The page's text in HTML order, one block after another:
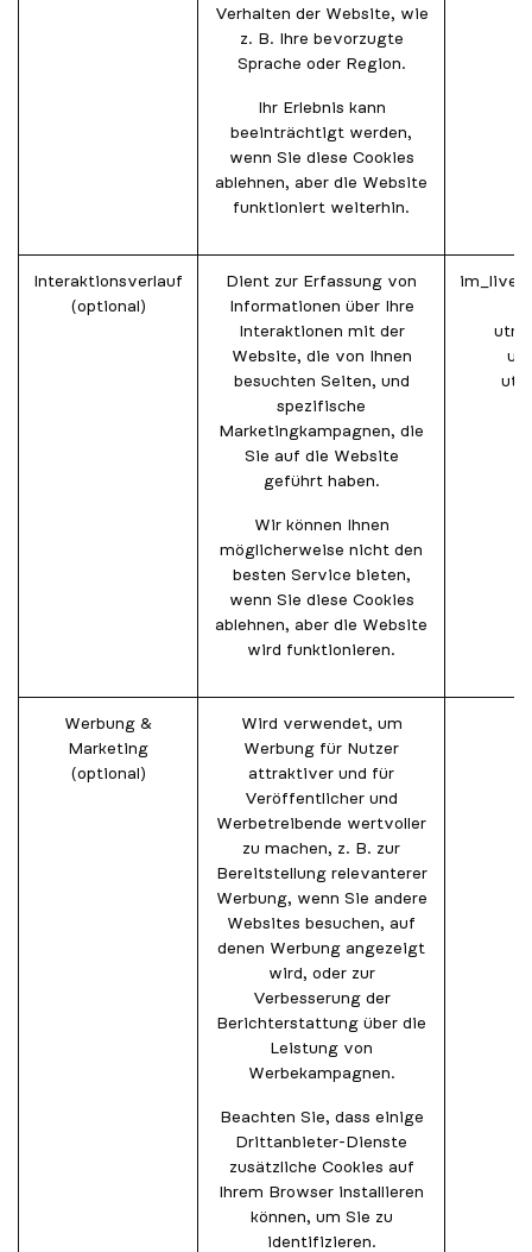
Verhalten der Website, wie
z. B. Ihre bevorzugte
Sprache oder Region.
Ihr Erlebnis kann
beeinträchtigt werden,
wenn Sie diese Cookies
ablehnen, aber die Website
funktioniert weiterhin.
Interaktionsverlauf
(optional)
Dient zur Erfassung von
Informationen über Ihre
Interaktionen mit der
Website, die von Ihnen
besuchten Seiten, und
spezifische
Marketingkampagnen, die
Sie auf die Website
geführt haben.
Wir können Ihnen
möglicherweise nicht den
besten Service bieten,
wenn Sie diese Cookies
ablehnen, aber die Website
wird funktionieren.
Werbung &
Marketing
(optional)
Wird verwendet, um
Werbung für Nutzer
attraktiver und für
Veröffentlicher und
Werbetreibende wertvoller
zu machen, z. B. zur
Bereitstellung relevanterer
Werbung, wenn Sie andere
Websites besuchen, auf
denen Werbung angezeigt
wird, oder zur
Verbesserung der
Berichterstattung über die
Leistung von
Werbekampagnen.
Beachten Sie, dass einige
Drittanbieter-Dienste
zusätzliche Cookies auf
Ihrem Browser installieren
können, um Sie zu
identifizieren.